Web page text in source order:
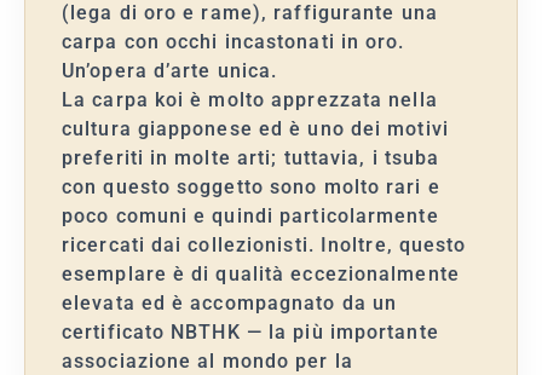
(lega di oro e rame), raffigurante una
carpa con occhi incastonati in oro.
Un’opera d’arte unica.
La carpa koi è molto apprezzata nella
cultura giapponese ed è uno dei motivi
preferiti in molte arti; tuttavia, i tsuba
con questo soggetto sono molto rari e
poco comuni e quindi particolarmente
ricercati dai collezionisti. Inoltre, questo
esemplare è di qualità eccezionalmente
elevata ed è accompagnato da un
certificato NBTHK — la più importante
associazione al mondo per la